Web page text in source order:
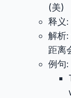
(美)
释义:
解析
距离
例句: